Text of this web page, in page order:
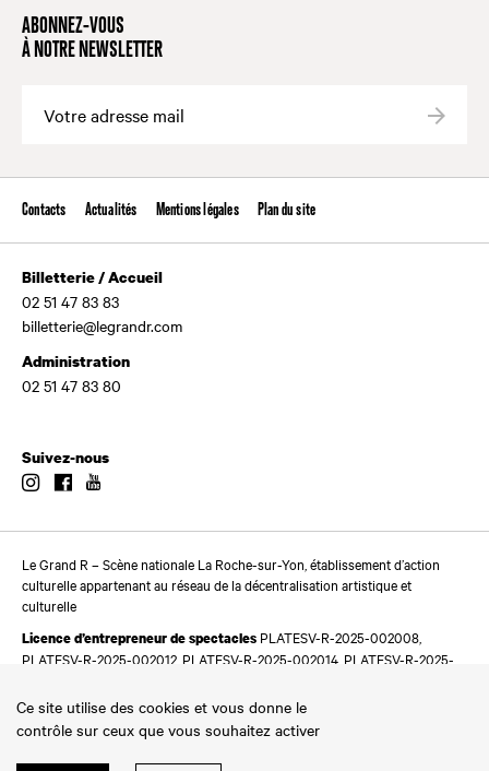
ABONNEZ-VOUS
À NOTRE NEWSLETTER
Contacts Actualités Mentions légales Plan du site
Billetterie / Accueil
02 51 47 83 83
billetterie@legrandr.com
Administration
02 51 47 83 80
Suivez-nous
InstagramFacebook
Le Grand R – Scène nationale La Roche-sur-Yon, établissement d’action
culturelle appartenant au réseau de la décentralisation artistique et
culturelle
Licence d’entrepreneur de spectacles PLATESV-R-2025-002008,
PLATESV-R-2025-002012, PLATESV-R-2025-002014, PLATESV-R-2025-
Ce site utilise des cookies et vous donne le
contrôle sur ceux que vous souhaitez activer